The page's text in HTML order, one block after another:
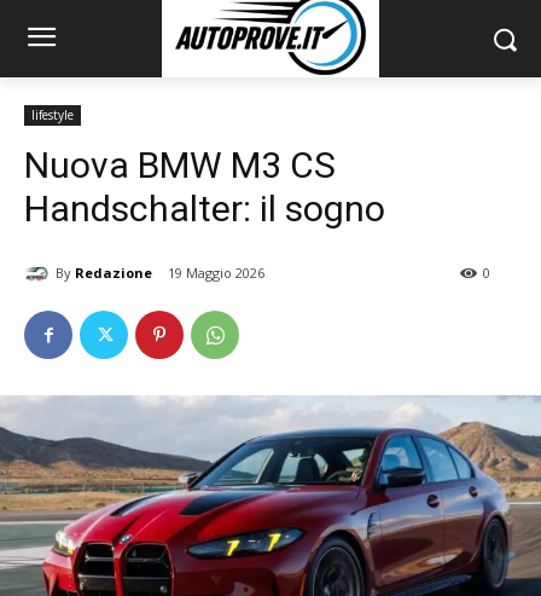
lifestyle
Nuova BMW M3 CS
Handschalter: il sogno
By Redazione 19 Maggio 2026 0